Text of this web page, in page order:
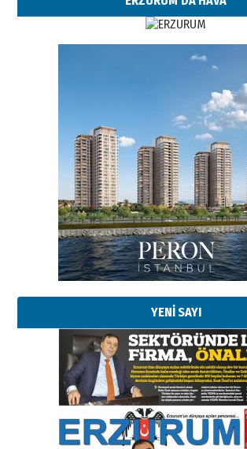
YENİ SAYI
Esat BİNDESEN
Başkan Sekmen’den Erzurum’a
bir vizyon proje daha!
02 Ağustos 2026 Pazar
Kadir SABUNCUOĞLU
Erzurumspor’un köşe taşları
29 Haziran 2026 Pazartesi
Kenan GÜLERCİ
Murat Şahsuvaroğlu ERKON’da
çıtayı yukarı taşırken,
yönetimdekiler aşağı
çekmemeli!
17 Şubat 2026 SalıOrhan BOZKURT
Bir fotoğraf, bir şehir, bir
gazeteci… Dizginler kimin
elinde?